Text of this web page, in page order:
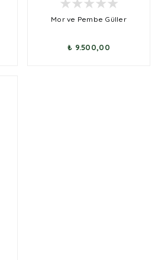
Mor ve Pembe Güller
₺ 9.500,00